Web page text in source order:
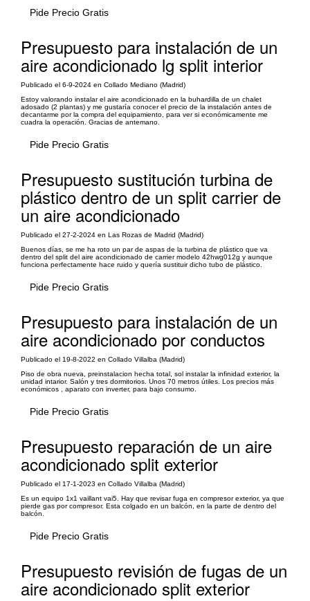
Pide Precio Gratis
Presupuesto para instalación de un
aire acondicionado lg split interior
Publicado el 6-9-2024 en Collado Mediano (Madrid)
Estoy valorando instalar el aire acondicionado en la buhardilla de un chalet
adosado (2 plantas) y me gustaría conocer el precio de la instalación antes de
decantarme por la compra del equipamiento, para ver si económicamente me
cuadra la operación. Gracias de antemano.
Pide Precio Gratis
Presupuesto sustitución turbina de
plástico dentro de un split carrier de
un aire acondicionado
Publicado el 27-2-2024 en Las Rozas de Madrid (Madrid)
Buenos días, se me ha roto un par de aspas de la turbina de plástico que va
dentro del split del aire acondicionado de carrier modelo 42hwg012g y aunque
funciona perfectamente hace ruido y quería sustituir dicho tubo de plástico.
Pide Precio Gratis
Presupuesto para instalación de un
aire acondicionado por conductos
Publicado el 19-8-2022 en Collado Villalba (Madrid)
Piso de obra nueva, preinstalacion hecha total, sol instalar la infinidad exterior, la
unidad intarior. Salón y tres dormitorios. Unos 70 metros útiles. Los precios más
económicos , aparato con inverter, para bajo consumo.
Pide Precio Gratis
Presupuesto reparación de un aire
acondicionado split exterior
Publicado el 17-1-2023 en Collado Villalba (Madrid)
Es un equipo 1x1 vaillant vai5. Hay que revisar fuga en compresor exterior, ya que
pierde gas por compresor. Esta colgado en un balcón, en la parte de dentro del
balcón.
Pide Precio Gratis
Presupuesto revisión de fugas de un
aire acondicionado split exterior